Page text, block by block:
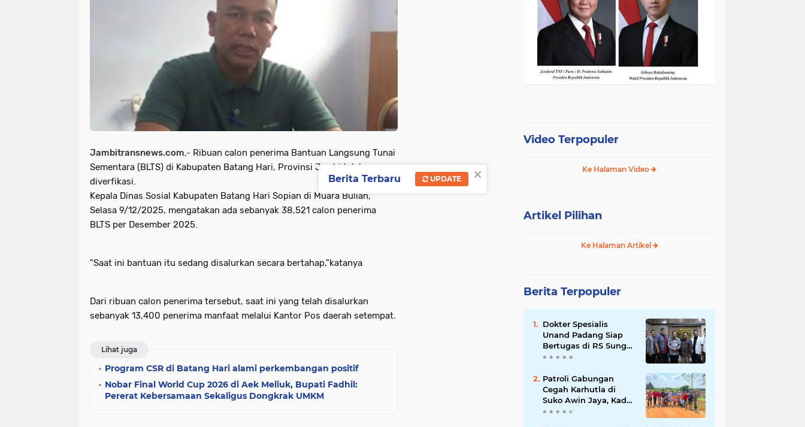
Jambitransnews.com,- Ribuan calon penerima Bantuan Langsung Tunai
Sementara (BLTS) di Kabupaten Batang Hari, Provinsi Jambi telah
diverfikasi.
Kepala Dinas Sosial Kabupaten Batang Hari Sopian di Muara Bulian,
Selasa 9/12/2025, mengatakan ada sebanyak 38,521 calon penerima
BLTS per Desember 2025.
"Saat ini bantuan itu sedang disalurkan secara bertahap,"katanya
Dari ribuan calon penerima tersebut, saat ini yang telah disalurkan
sebanyak 13,400 penerima manfaat melalui Kantor Pos daerah setempat.
Lihat juga
Program CSR di Batang Hari alami perkembangan positif
Nobar Final World Cup 2026 di Aek Meliuk, Bupati Fadhil:
Pererat Kebersamaan Sekaligus Dongkrak UMKM
Video Terpopuler
Ke Halaman Video
Artikel Pilihan
Ke Halaman Artikel
Berita Terpopuler
Dokter Spesialis
Unand Padang Siap
Bertugas di RS Sungai
Bahar, Bupati BBS
Patroli Gabungan
Cegah Karhutla di
Suko Awin Jaya, Kades
Idawati Gandeng PT
×
Berita Terbaru UPDATE